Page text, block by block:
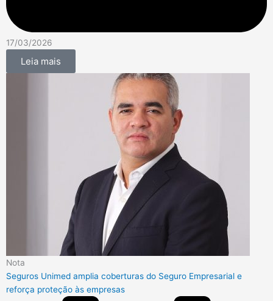
17/03/2026
Leia mais
Nota
Seguros Unimed amplia coberturas do Seguro Empresarial e
reforça proteção às empresas